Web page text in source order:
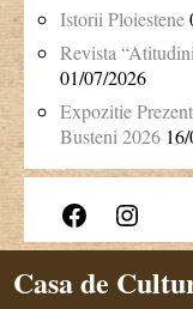
Istorii Ploiestene
Revista
01/07/2026
Expozitie
Busteni 2026
Facebook Instagram
Casa de